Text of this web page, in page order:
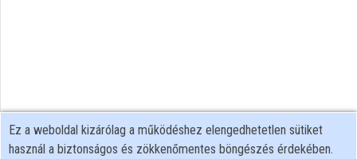
Ez a weboldal kizárólag a működéshez elengedhetetlen sütiket
használ a biztonságos és zökkenőmentes böngészés érdekében.